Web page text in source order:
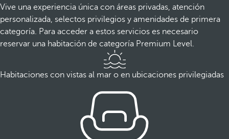
Vive una experiencia única con áreas privadas, atención
personalizada, selectos privilegios y amenidades de primera
categoría. Para acceder a estos servicios es necesario
reservar una habitación de categoría Premium Level.
Habitaciones con vistas al mar o en ubicaciones privilegiadas